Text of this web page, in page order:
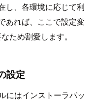
し、各環境に応じて利
あれば、ここで設定変
ため割愛します。
設定
にはインストーラパッ